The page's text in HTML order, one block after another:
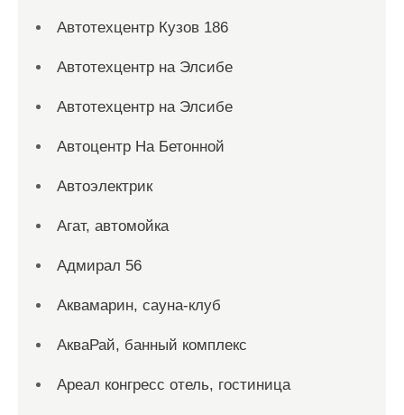
Автотехцентр Кузов 186
Автотехцентр на Элсибе
Автотехцентр на Элсибе
Автоцентр На Бетонной
Автоэлектрик
Агат, автомойка
Адмирал 56
Аквамарин, сауна-клуб
АкваРай, банный комплекс
Ареал конгресс отель, гостиница